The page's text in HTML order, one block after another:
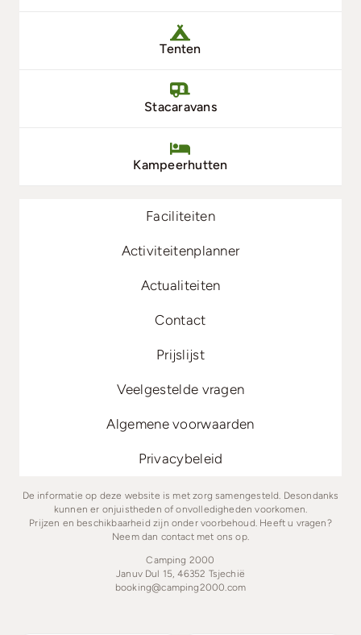
Tenten
Stacaravans
Kampeerhutten
Faciliteiten
Activiteitenplanner
Actualiteiten
Contact
Prijslijst
Veelgestelde vragen
Algemene voorwaarden
Privacybeleid
De informatie op deze website is met zorg samengesteld. Desondanks
kunnen er onjuistheden of onvolledigheden voorkomen.
Prijzen en beschikbaarheid zijn onder voorbehoud. Heeft u vragen?
Neem dan contact met ons op.
Camping 2000
Januv Dul 15, 46352 Tsjechië
booking@camping2000.com